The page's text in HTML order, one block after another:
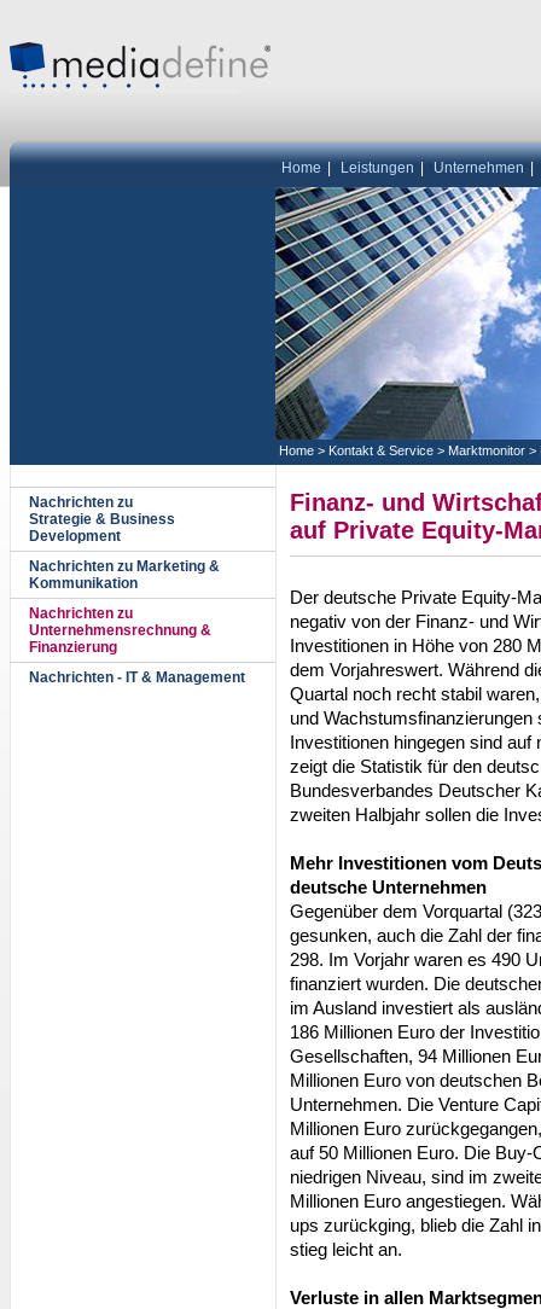
Home Leistungen Unternehmen
Home > Kontakt & Service > Marktmonitor >
Nachrichten zu
Strategie & Business
Development
Nachrichten zu Marketing &
Kommunikation
Nachrichten zu
Unternehmensrechnung &
Finanzierung
Nachrichten - IT & Management
Finanz- und
auf Private Equity-
Der deutsche Private Equity-
negativ von der Finanz- und
Investitionen in Höhe von 280
dem Vorjahreswert. Während
Quartal noch recht stabil
und
Investitionen hingegen sind
zeigt die Statistik für den
Bundesverbandes Deutscher
zweiten Halbjahr sollen die
Mehr Investitionen vom
deutsche Unternehmen
Gegenüber dem Vorquartal
gesunken, auch die Zahl der
298. Im Vorjahr waren es 490
finanziert wurden. Die
im Ausland investiert als
186 Millionen Euro der
Gesellschaften, 94 Millionen
Millionen Euro von deutschen
Unternehmen. Die Venture
Millionen Euro
auf 50 Millionen Euro. Die
niedrigen Niveau, sind im
Millionen Euro angestiegen.
ups zurückging, blieb die Zahl
stieg leicht an.
Verluste in allen